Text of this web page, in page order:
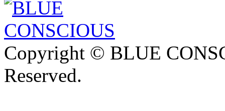
Copyright © BLUE
Reserved.